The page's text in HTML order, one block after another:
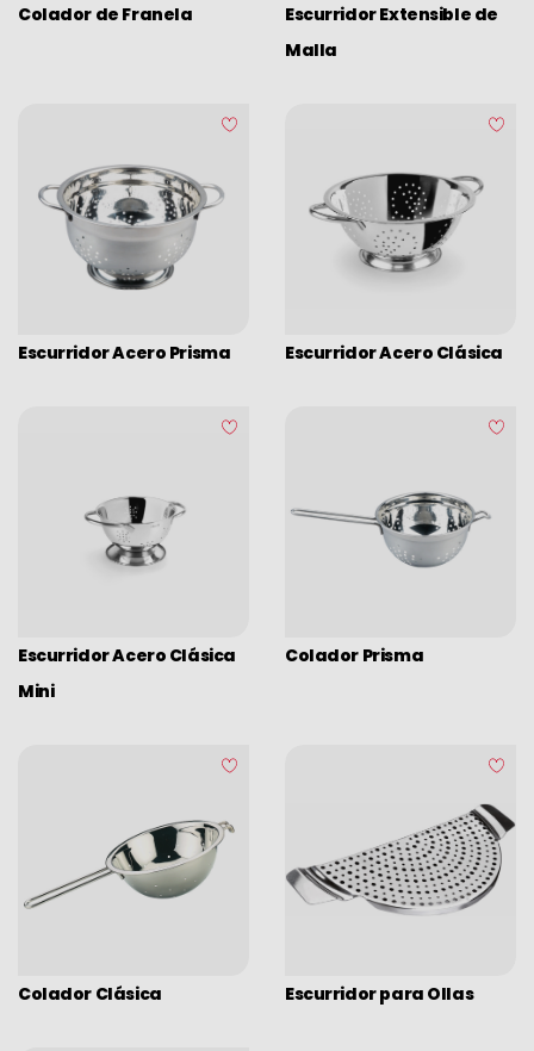
Colador de Franela
Escurridor Extensible de
Malla
Escurridor Acero Prisma Escurridor Acero Clásica
Escurridor Acero Clásica
Mini
Colador Prisma
Colador Clásica Escurridor para Ollas